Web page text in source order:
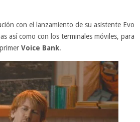
con el lanzamiento de su asistente Evo
así como con los terminales móviles, para
Voice Bank.